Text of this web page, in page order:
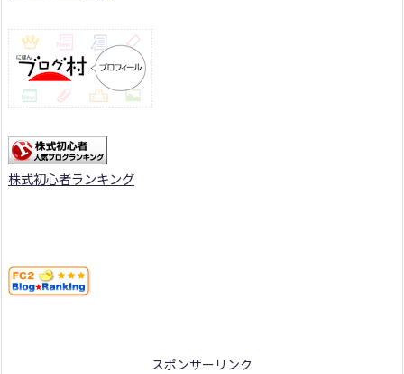
株式初心者ランキング
スポンサーリンク